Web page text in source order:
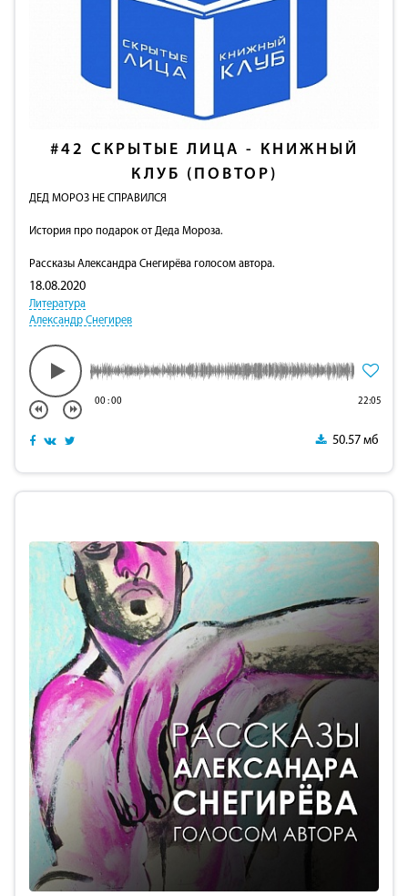
#42 СКРЫТЫЕ ЛИЦА - КНИЖНЫЙ
КЛУБ (ПОВТОР)
ДЕД МОРОЗ НЕ СПРАВИЛСЯ
История про подарок от Деда Мороза.
Рассказы Александра Снегирёва голосом автора.
18.08.2020
Литература
Александр Снегирев
00:00 22:05
50.57 мб